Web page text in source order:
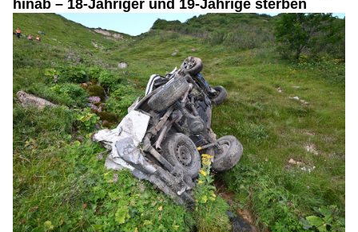
hinab – 18-Jähriger und 19-Jährige sterben